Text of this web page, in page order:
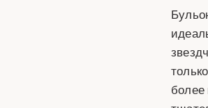
более